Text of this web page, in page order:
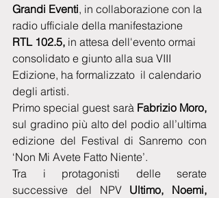
Grandi Eventi, in collaborazione con la
radio ufficiale della manifestazione
RTL 102.5, in attesa dell'evento ormai
consolidato e giunto alla sua VIII
Edizione, ha formalizzato  il calendario
degli artisti.
Primo special guest sarà Fabrizio Moro,
sul gradino più alto del podio all’ultima
edizione del Festival di Sanremo con
‘Non Mi Avete Fatto Niente’.
Tra i protagonisti delle serate
successive del NPV Ultimo, Noemi,